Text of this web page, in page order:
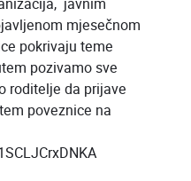
mjesečnom
pokrivaju teme
pozivamo sve
roditelje da prijave
poveznice na